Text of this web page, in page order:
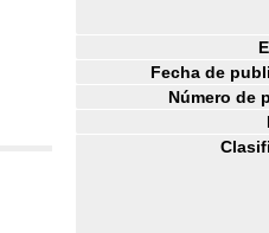
Fecha de
Número de